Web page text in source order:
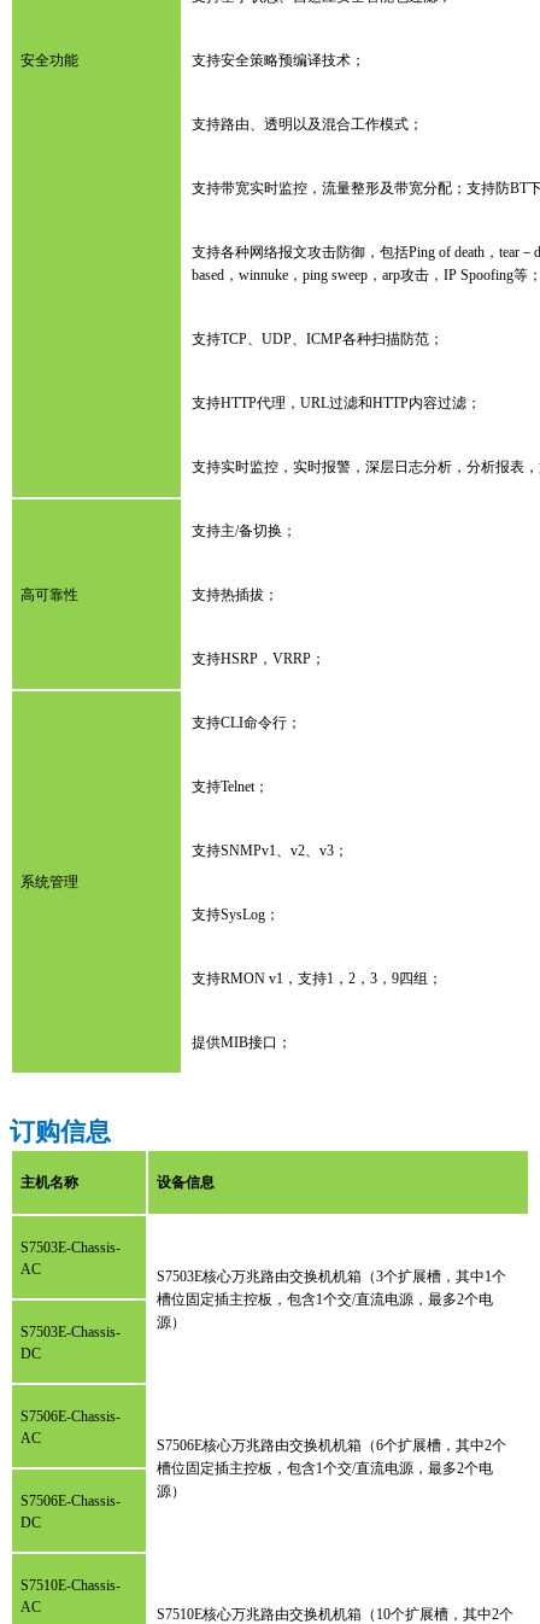
安全功能 支持安全策略预编译技术；
支持路由、透明以及混合工作模式；
支持带宽实时监控，流量整形及带宽分配；支持防BT
支持各种网络报文攻击防御，包括Ping of death，tear
based，winnuke，ping sweep，arp攻击，IP Spoofing等
支持TCP、UDP、ICMP各种扫描防范；
支持HTTP代理，URL过滤和HTTP内容过滤；
支持实时监控，实时报警，深层日志分析，分析报表
高可靠性
支持主/备切换；
支持热插拔；
支持HSRP，VRRP；
系统管理
支持CLI命令行；
支持Telnet；
支持SNMPv1、v2、v3；
支持SysLog；
支持RMON v1，支持1，2，3，9四组；
提供MIB接口；
订购信息
主机名称 设备信息
S7503E-Chassis-
AC
S7503E核心万兆路由交换机机箱（3个扩展槽，其中1个
槽位固定插主控板，包含1个交/直流电源，最多2个电
源）
S7503E-Chassis-
DC
S7506E-Chassis-
AC
S7506E核心万兆路由交换机机箱（6个扩展槽，其中2个
槽位固定插主控板，包含1个交/直流电源，最多2个电
源）
S7506E-Chassis-
DC
S7510E-Chassis-
AC
S7510E核心万兆路由交换机机箱（10个扩展槽，其中2个